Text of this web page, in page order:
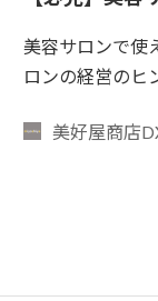
美容サロンで使
ロンの経営のヒ
美好屋商店